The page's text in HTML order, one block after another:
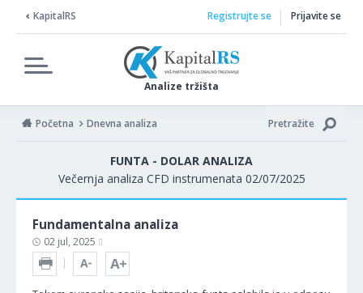
KapitalRS
Analize tržišta
Registrujte se Prijavite se
Početna Dnevna analiza Pretražite
FUNTA - DOLAR ANALIZA
Večernja analiza CFD instrumenata 02/07/2025
Fundamentalna analiza
02 jul, 2025